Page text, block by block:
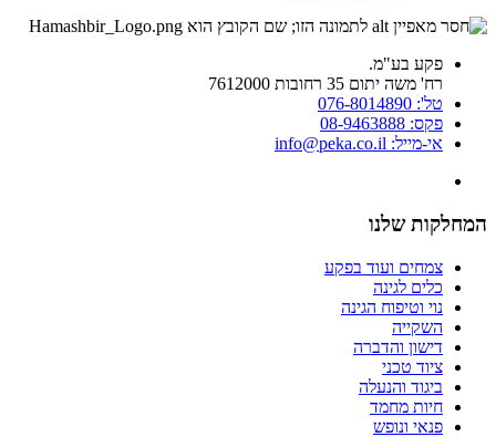
פקע בע"מ.
רח' משה יתום 35 רחובות 7612000
טל': 076-8014890
פקס: 08-9463888
אי-מייל: info@peka.co.il
המחלקות שלנו
צמחים ועוד בפקע
כלים לגינה
נוי וטיפוח הגינה
השקייה
דישון והדברה
ציוד טכני
ביגוד והנעלה
חיות מחמד
פנאי ונופש